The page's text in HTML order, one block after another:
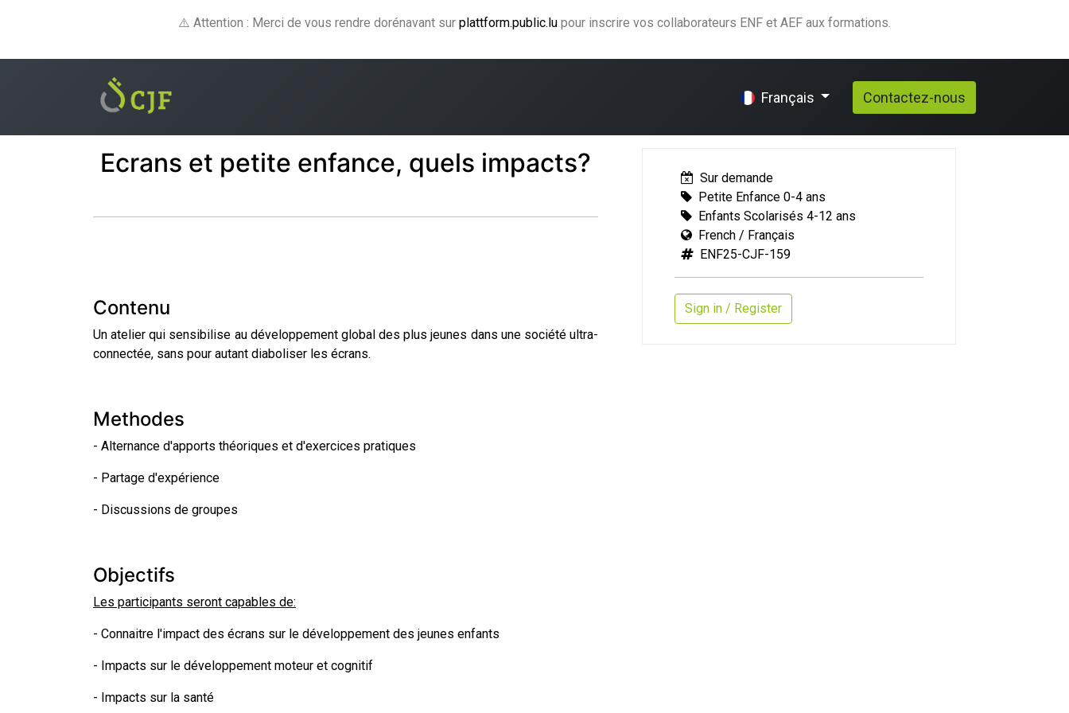
⚠️ Attention : Merci de vous rendre dorénavant sur plattform.public.lu pour inscrire vos collaborateurs ENF et AEF aux formations.
Français Contactez-nous
Ecrans et petite enfance, quels impacts?
Contenu
Un atelier qui sensibilise au développement global des plus jeunes dans une société ultra-
connectée, sans pour autant diaboliser les écrans.
Methodes
- Alternance d'apports théoriques et d'exercices pratiques
- Partage d'expérience
- Discussions de groupes
Objectifs
Les participants seront capables de:
- Connaitre l'impact des écrans sur le développement des jeunes enfants
- Impacts sur le développement moteur et cognitif
- Impacts sur la santé
Sur demande
Petite Enfance 0-4 ans
Enfants Scolarisés 4-12 ans
French / Français
ENF25-CJF-159
Sign in / Register